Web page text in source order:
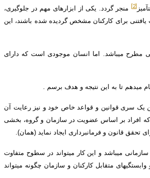
[2]
منجر گردد. یکی از ابزارهای مهم در جلوگیری،
برای کارکنان مشخص گردیده شده باشند، این
مطرح می­باشد. اما انسان موجودی است که دارای
می­دهم تا به این نتیجه و هدف برسم .
یک سری قوانین و قواعد خاص خود و نیز رعایت آن
که افراد بر اساس عضویت در سازمان و گروه، بخشی
قانون و فرمانبرداری ایجاد نماید (همان).
می­باشد و این کار می­تواند در سطوح متفاوت
متقابل کارکنان و سازمان چگونه می­تواند